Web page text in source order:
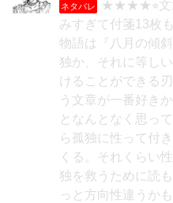
ネタバレ
★★★★⭐︎文
みすぎて付箋13枚
物語は『八月の傾
独か、それに等し
けることができる
う文章が一番好き
となんとなく思っ
ら孤独に性って付
くる。それくらい
独を救うために読
っと方向性違うか